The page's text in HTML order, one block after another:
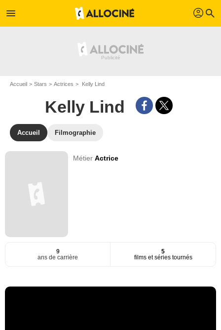
menu profil search
Accueil Stars Actrices Kelly Lind
Kelly Lind
Accueil Filmographie
MétierActrice
9
ans de carrière
5
films et séries tournés